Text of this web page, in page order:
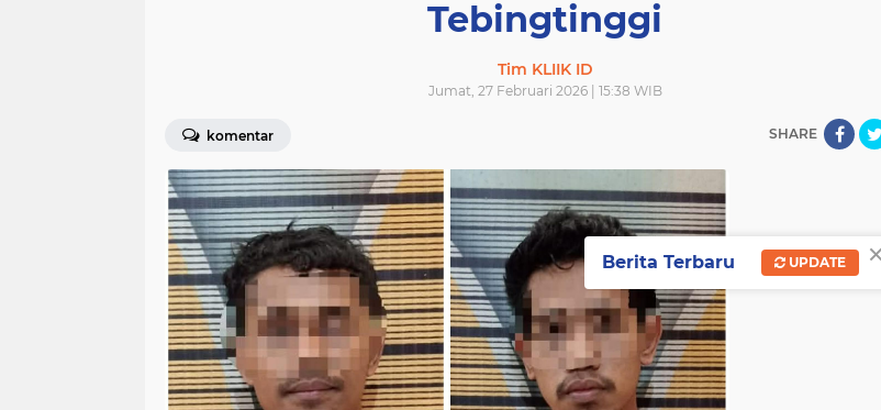
Tebingtinggi
Tim KLIIK ID
Jumat, 27 Februari 2026 | 15:38 WIB
komentar SHARE
×
Berita Terbaru UPDATE